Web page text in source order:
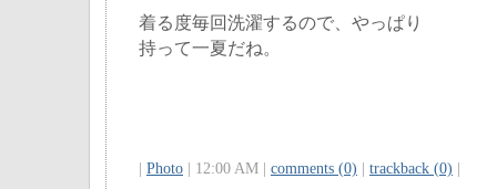
着る度毎回洗濯するので、やっぱり
持って一夏だね。
Photo | 12:00 AM | comments (0) trackback (0)